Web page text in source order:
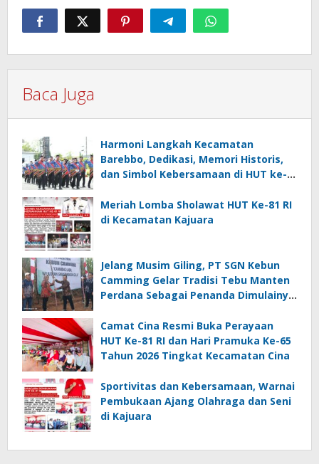
Baca Juga
Harmoni Langkah Kecamatan
Barebbo, Dedikasi, Memori Historis,
dan Simbol Kebersamaan di HUT ke-
Meriah Lomba Sholawat HUT Ke-81 RI
di Kecamatan Kajuara
Jelang Musim Giling, PT SGN Kebun
Camming Gelar Tradisi Tebu Manten
Perdana Sebagai Penanda Dimulainya
Camat Cina Resmi Buka Perayaan
HUT Ke-81 RI dan Hari Pramuka Ke-65
Tahun 2026 Tingkat Kecamatan Cina
Sportivitas dan Kebersamaan, Warnai
Pembukaan Ajang Olahraga dan Seni
di Kajuara